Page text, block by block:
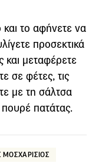
το αφήνετε να
προσεκτικά
και μεταφέρετε
σε φέτες, τις
με τη σάλτσα
πατάτας.
ΜΟΣΧΑΡΙΣΙΟΣ